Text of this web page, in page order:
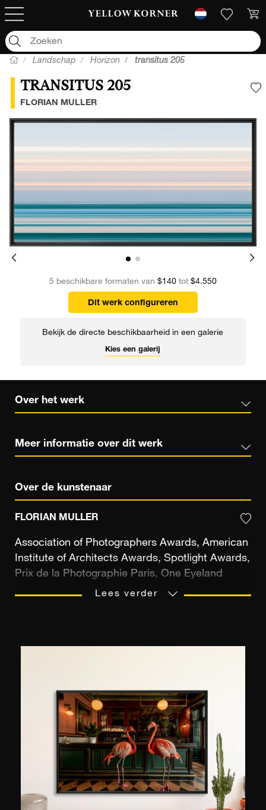
Landschap Horizon transitus 205
TRANSITUS 205
FLORIAN MULLER
5 beschikbare formaten van $140 tot $4.550
Dit werk configureren
Bekijk de directe beschikbaarheid in een galerie
Kies een galerij
Over het werk
Meer informatie over dit werk
Over de kunstenaar
FLORIAN MULLER
Association of Photographers Awards, American
Institute of Architects Awards, Spotlight Awards,
Prix de la Photographie Paris, One Eyeland
Photography Awards, de lange lijst van
serie "Hyperdrive Manhattan", die in 2017 in
New York werd gemaakt, is een treffend
voorbeeld van de techniek van de fotograaf.
Lees verder